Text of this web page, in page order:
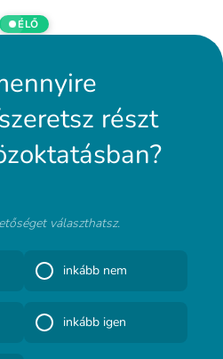
ÉLŐ
részt
választhatsz.
inkább nem
inkább igen